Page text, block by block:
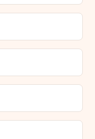
Voit luottaa siihen,
päivänä.
lähetetään joko
tietää, mikä
asiakaspalveluun.
Paypal, luottokortti,